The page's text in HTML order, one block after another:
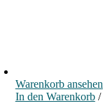
Warenkorb ansehen
In den Warenkorb /